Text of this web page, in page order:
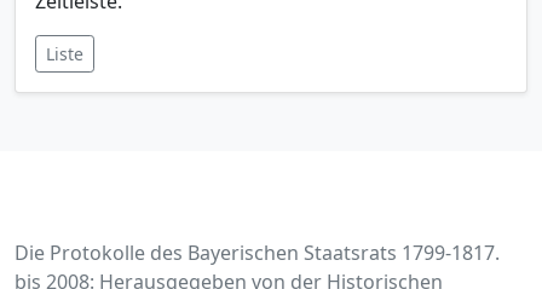
Liste
Die Protokolle des Bayerischen Staatsrats 1799-1817.
bis 2008: Herausgegeben von der Historischen